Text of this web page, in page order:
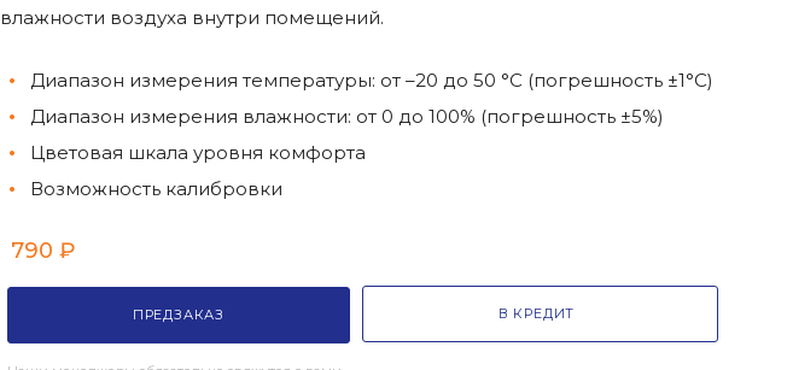
влажности воздуха внутри помещений.
Диапазон измерения температуры: от –20 до 50 °С (погрешность ±1°С)
Диапазон измерения влажности: от 0 до 100% (погрешность ±5%)
Цветовая шкала уровня комфорта
Возможность калибровки
790 ₽
ПРЕДЗАКАЗ В КРЕДИТ